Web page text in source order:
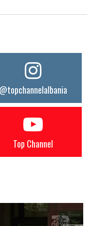
@topchannelalbania
Top Channel